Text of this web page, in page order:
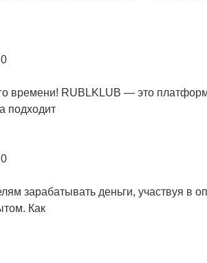
0
времени! RUBLKLUB — это
подходит
0
зарабатывать деньги, участвуя в
Как